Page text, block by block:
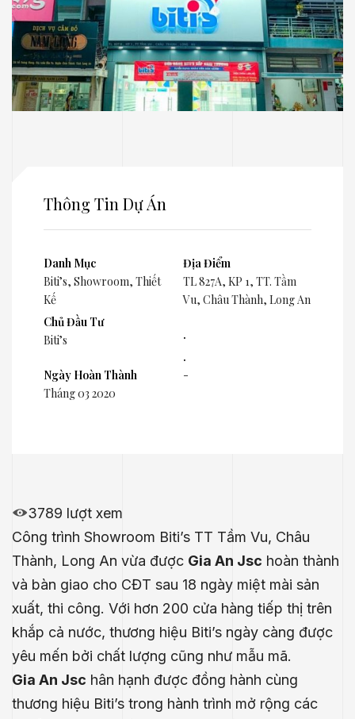
Thông Tin Dự Án
Danh Mục
Biti’s, Showroom, Thiết
Kế
Chủ Đầu Tư
Biti’s
Ngày Hoàn Thành
Tháng 03 2020
Địa Điểm
TL 827A, KP 1, TT. Tầm
Vu, Châu Thành, Long An
.
.
-
3789 lượt xem
Công trình Showroom Biti’s TT Tầm Vu, Châu
Thành, Long An vừa được Gia An Jsc hoàn thành
và bàn giao cho CĐT sau 18 ngày miệt mài sản
xuất, thi công. Với hơn 200 cửa hàng tiếp thị trên
khắp cả nước, thương hiệu Biti’s ngày càng được
yêu mến bởi chất lượng cũng như mẫu mã.
Gia An Jsc hân hạnh được đồng hành cùng
thương hiệu Biti’s trong hành trình mở rộng các